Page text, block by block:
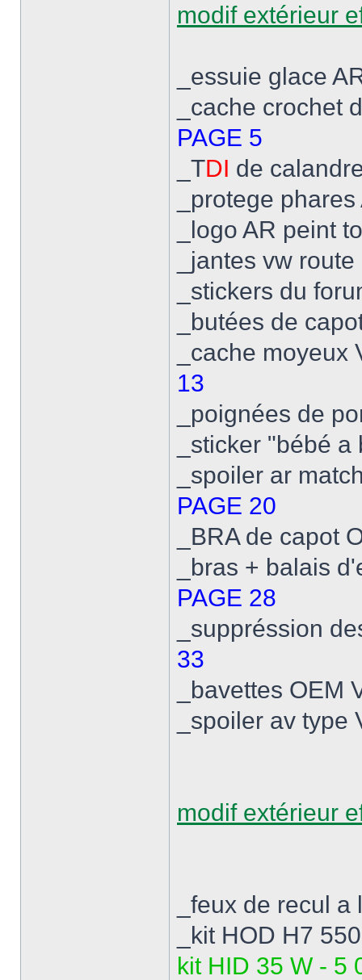
modif extérieur
_essuie glace
_cache crochet
PAGE 5
_TDI de
_protege
_logo AR peint
_jantes vw
_stickers du
_butées de
_cache
13
_poignées de
_sticker "bébé
_spoiler ar
PAGE 20
_BRA de capot
_bras + balais
PAGE 28
_suppréssion
33
_bavettes OEM
_spoiler av type
modif extérieur
_feux de recul
_kit HOD H7
kit HID 35 W - 5